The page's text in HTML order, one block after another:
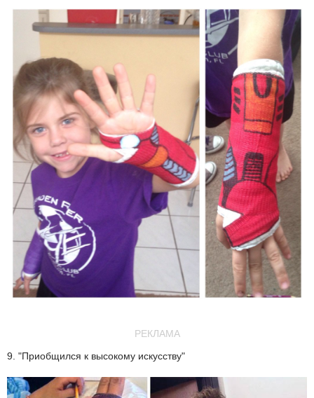
РЕКЛАМА
9. "Приобщился к высокому искусству"